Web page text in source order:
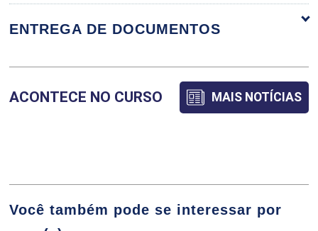
RESTAURADORA E ENCERAMENTO
DIAGNÓSTICO
ODONTOLÓGICA
ENTREGA DE DOCUMENTOS
ACONTECE NO CURSO MAIS NOTÍCIAS
Você também pode se interessar por